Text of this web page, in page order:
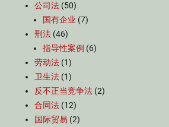
公司法 (50)
国有企业 (7)
刑法 (46)
指导性案例 (6)
劳动法 (1)
卫生法 (1)
反不正当竞争法 (2)
合同法 (12)
国际贸易 (2)